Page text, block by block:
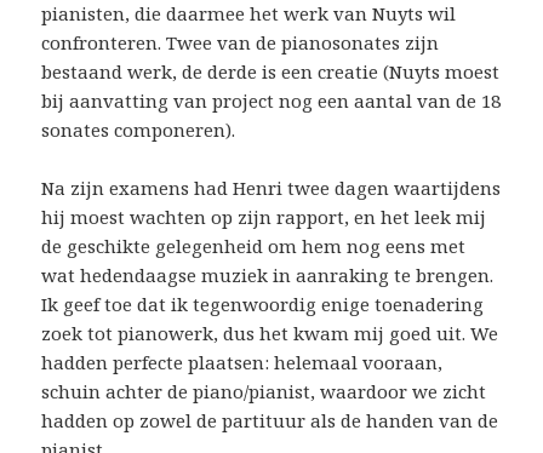
pianisten, die daarmee het werk van Nuyts wil
confronteren. Twee van de pianosonates zijn
bestaand werk, de derde is een creatie (Nuyts moest
bij aanvatting van project nog een aantal van de 18
sonates componeren).
Na zijn examens had Henri twee dagen waartijdens
hij moest wachten op zijn rapport, en het leek mij
de geschikte gelegenheid om hem nog eens met
wat hedendaagse muziek in aanraking te brengen.
Ik geef toe dat ik tegenwoordig enige toenadering
zoek tot pianowerk, dus het kwam mij goed uit. We
hadden perfecte plaatsen: helemaal vooraan,
schuin achter de piano/pianist, waardoor we zicht
hadden op zowel de partituur als de handen van de